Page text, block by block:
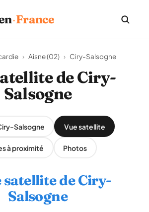
·France
› Aisne (02) › Ciry-Salsogne
de Ciry-
Salsogne
Salsogne Vue satellite
à proximité Photos
satellite de Ciry-
Salsogne